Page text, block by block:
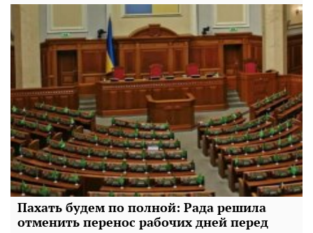
Пахать будем по полной: Рада решила
отменить перенос рабочих дней перед